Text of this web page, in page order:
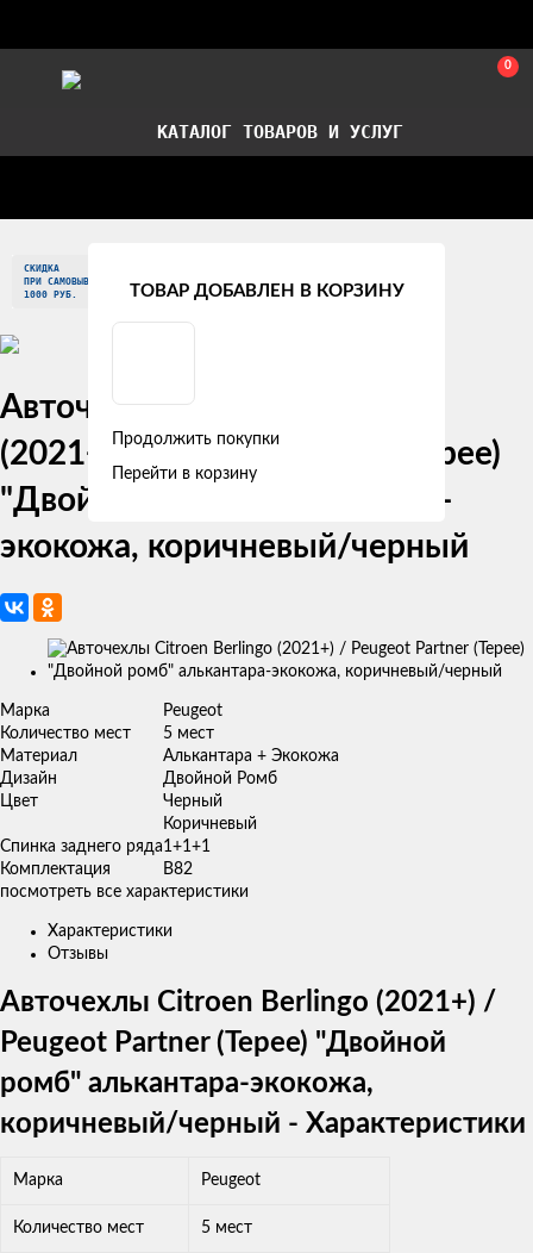
0
КАТАЛОГ ТОВАРОВ И УСЛУГ
Авточехлы Citroen Berlingo
(2021+) / Peugeot Partner (Tepee)
"Двойной ромб" алькантара-
экокожа, коричневый/черный
Изображения
товаров
СКИДКА
ПРИ САМОВЫВОЗЕ
1000 РУБ.
Марка
Peugeot
Количество мест
5 мест
Материал
Алькантара + Экокожа
Дизайн
Двойной Ромб
Цвет
Черный
Коричневый
Спинка заднего ряда1+1+1
Комплектация
B82
посмотреть все характеристики
Характеристики
Отзывы
Авточехлы Citroen Berlingo (2021+) /
Peugeot Partner (Tepee) "Двойной
ромб" алькантара-экокожа,
коричневый/черный - Характеристики
Марка Peugeot
Количество мест 5 мест
ТОВАР ДОБАВЛЕН В КОРЗИНУ
Продолжить покупки
Перейти в корзину